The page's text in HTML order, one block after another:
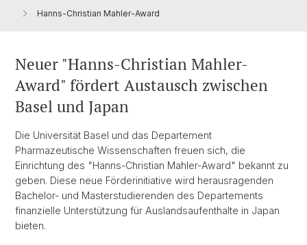
Hanns-Christian Mahler-Award
Neuer "Hanns-Christian Mahler-
Award" fördert Austausch zwischen
Basel und Japan
Die Universität Basel und das Departement
Pharmazeutische Wissenschaften freuen sich, die
Einrichtung des "Hanns-Christian Mahler-Award" bekannt zu
geben. Diese neue Förderinitiative wird herausragenden
Bachelor- und Masterstudierenden des Departements
finanzielle Unterstützung für Auslandsaufenthalte in Japan
bieten.